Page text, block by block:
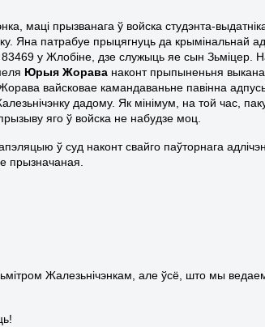
маці прызванага ў войска студэнта-
Яна патрабуе прыцягнуць да крымінальнай
83469 у Жлобіне, дзе служыць яе сын
Юрыя Жорава наконт прыпыненьня
вайсковае камандаваньне павінна
дадому. Як мінімум, на той час,
яго ў войска не набудзе моц.
ў суд наконт свайго паўторнага
прызначаная.
Жалезьнічэнкам, але ўсё, што мы